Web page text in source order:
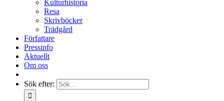
Kulturhistoria
Resa
Skrivböcker
Trädgård
Författare
Pressinfo
Aktuellt
Om oss
Sök efter: